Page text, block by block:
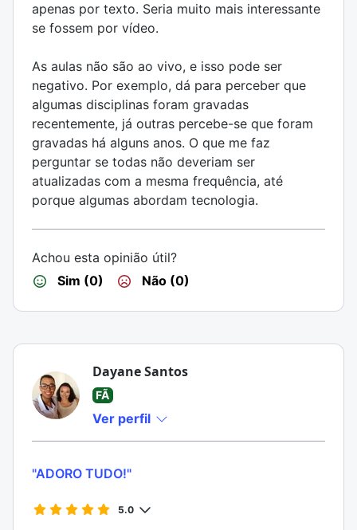
apenas por texto. Seria muito mais interessante
se fossem por vídeo.
As aulas não são ao vivo, e isso pode ser
negativo. Por exemplo, dá para perceber que
algumas disciplinas foram gravadas
recentemente, já outras percebe-se que foram
gravadas há alguns anos. O que me faz
perguntar se todas não deveriam ser
atualizadas com a mesma frequência, até
porque algumas abordam tecnologia.
Achou esta opinião útil?
Sim (0)
Não (0)
Dayane Santos
FÃ
Ver perfil
"ADORO TUDO!"
5.0